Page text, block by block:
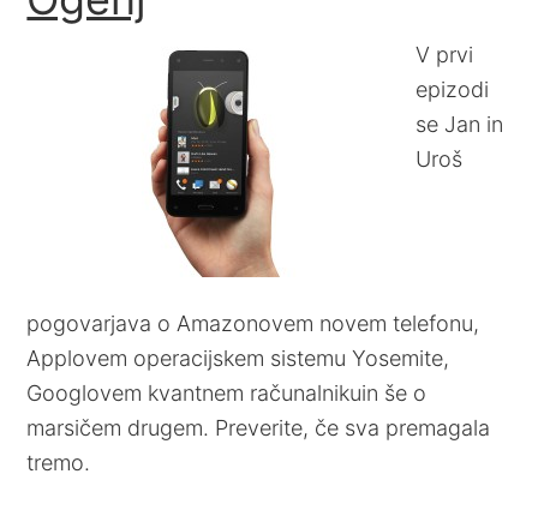
V prvi
epizodi
se Jan in
Uroš
pogovarjava o Amazonovem novem telefonu,
Applovem operacijskem sistemu Yosemite,
Googlovem kvantnem računalnikuin še o
marsičem drugem. Preverite, če sva premagala
tremo.